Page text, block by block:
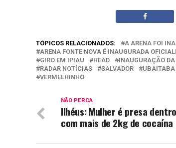
TÓPICOS RELACIONADOS:
A ARENA FOI
ARENA FONTE NOVA É INAUGURADA
GIRO EM IPIAU
HEAD INAUGURAÇÃO
RADAR NOTÍCIAS
SALVADOR UBAITABA
VERMELHINHO
NÃO PERCA
Ilhéus: Mulher é presa
com mais de 2kg de cocaína